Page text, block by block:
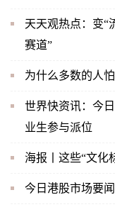
天天观热点：变“
赛道”
为什么多数的人怕
世界快资讯：今
业生参与派位
海报丨这些“文化
今日港股市场要